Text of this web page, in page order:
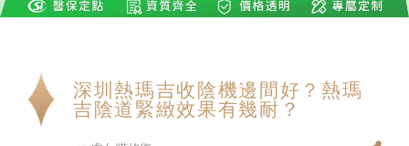
深圳熱瑪吉收陰機邊間好？熱瑪
吉陰道緊緻效果有幾耐？